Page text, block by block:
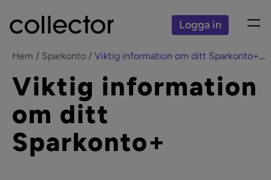
Logga in
Hem Sparkonto Viktig information om ditt Sparkonto+Collector
Viktig information
om ditt
Sparkonto+